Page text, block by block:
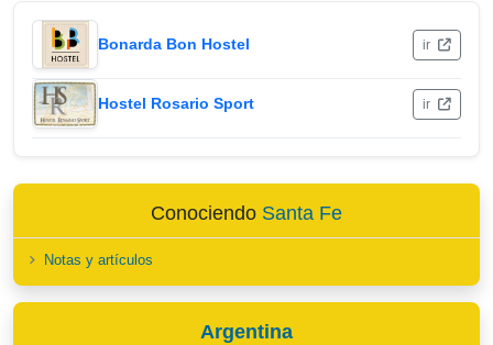
Bonarda Bon Hostel ir
Hostel Rosario Sport ir
Conociendo Santa Fe
Notas y artículos
Argentina